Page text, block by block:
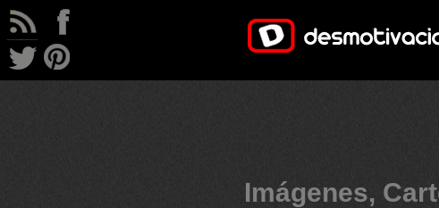
Imágenes,